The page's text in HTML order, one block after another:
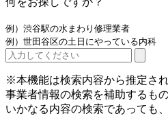
例）渋谷駅の水まわり修理業者
例）世田谷区の土日にやっている内科
※本機能は検索内容から推定さ
事業者情報の検索を補助するもの
いかなる内容の検索であっても